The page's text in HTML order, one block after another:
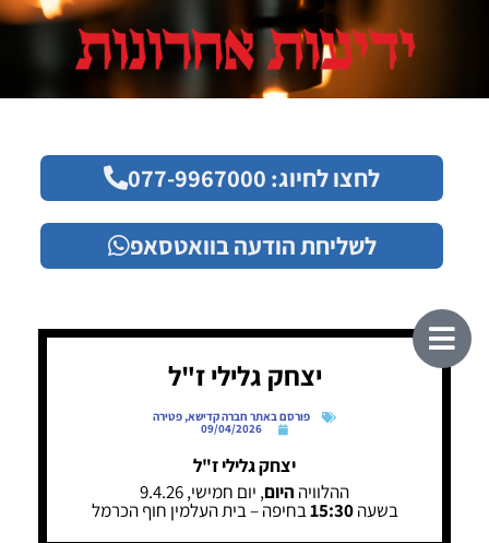
לחצו לחיוג: 077-9967000
לשליחת הודעה בוואטסאפ
יצחק גלילי ז"ל
פורסם באתר חברה קדישא,פטירה
09/04/2026
יצחק גלילי ז"ל
ההלוויה היום , יום חמישי, 9.4.26
בשעה15:30בחיפה – בית העלמין חוף הכרמל